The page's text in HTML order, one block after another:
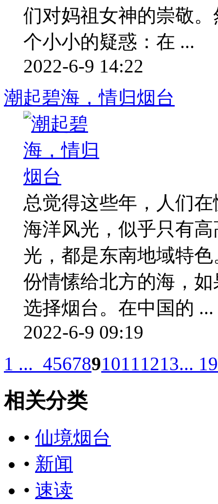
们对妈祖女神的崇敬
个小小的疑惑：在 ...
2022-6-9 14:22
潮起碧海，情归烟台
总觉得这些年，人们
海洋风光，似乎只有
光，都是东南地域特
份情愫给北方的海，
选择烟台。在中国的 ...
2022-6-9 09:19
1 ... 45678910111213... 19
相关分类
• 仙境烟台
• 新闻
• 速读